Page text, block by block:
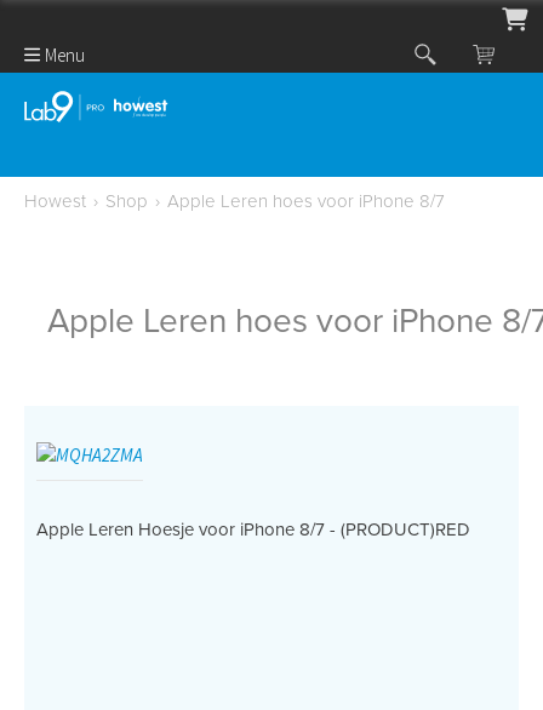
Menu
Howest › Shop › Apple Leren hoes voor iPhone 8/7
Apple Leren hoes voor iPhone 8/
Apple Leren Hoesje voor iPhone 8/7 - (PRODUCT)RED